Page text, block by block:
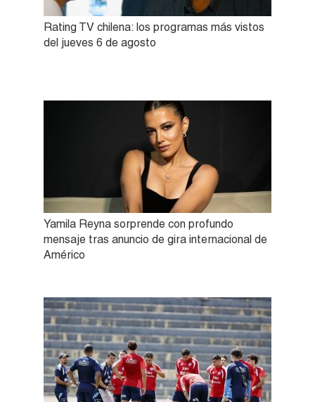
Rating TV chilena: los programas más vistos
del jueves 6 de agosto
Yamila Reyna sorprende con profundo
mensaje tras anuncio de gira internacional de
Américo